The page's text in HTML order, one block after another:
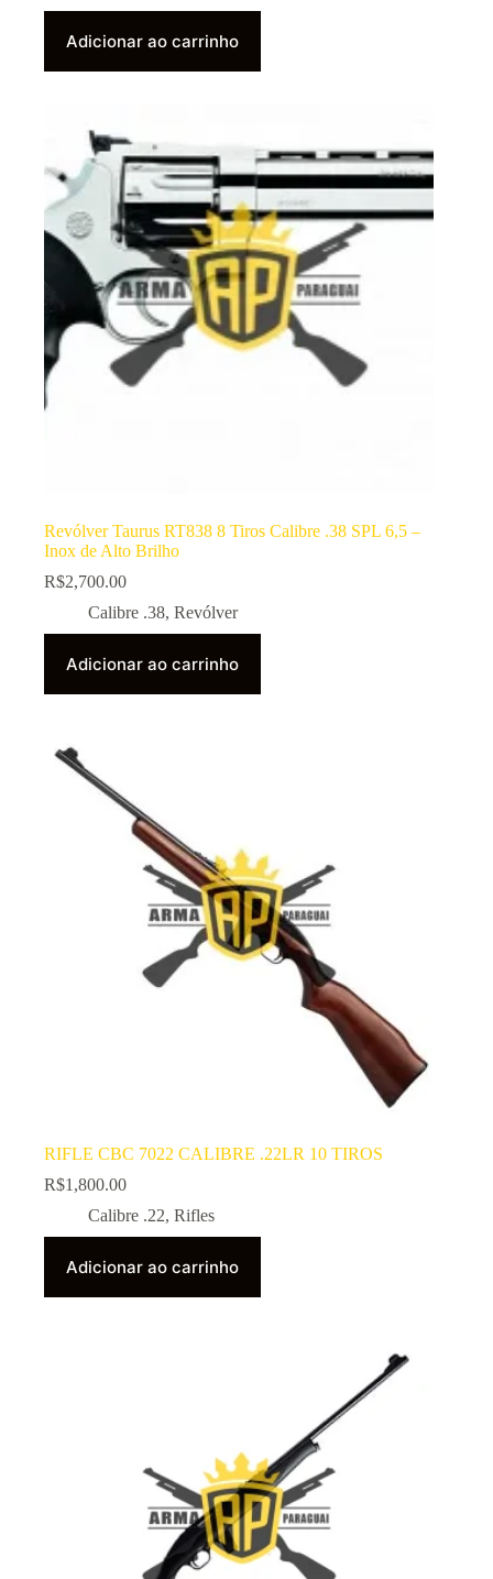
Adicionar ao carrinho
Revólver Taurus RT838 8 Tiros Calibre .38 SPL 6,5 –
Inox de Alto Brilho
R$2,700.00
Calibre .38, Revólver
Adicionar ao carrinho
RIFLE CBC 7022 CALIBRE .22LR 10 TIROS
R$1,800.00
Calibre .22, Rifles
Adicionar ao carrinho